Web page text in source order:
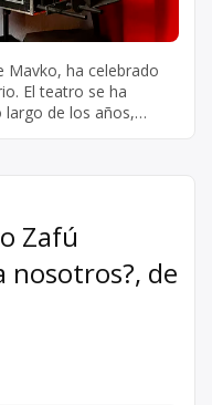
Mavko, ha celebrado
El teatro se ha
de los años,
Zafú
nosotros?, de